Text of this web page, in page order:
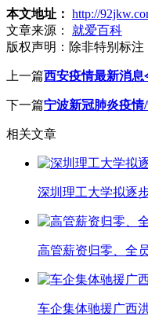
本文地址： http://
文章来源：
就爱百科
版权声明： 除非特别标注
上一篇西安疫情最新消
下一篇宁波新冠肺炎疫
相关文章
深圳理工大学拟逐
高管薪资归零、全
车企集体驰援广西